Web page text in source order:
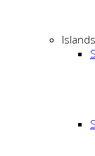
Islands